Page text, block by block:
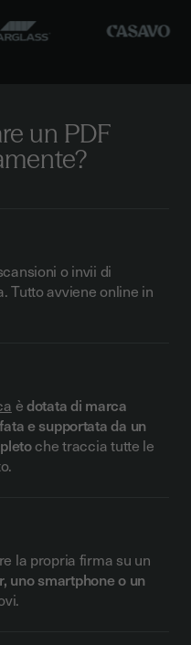
un PDF
o invii di
Tutto avviene online in
èdotata di marca
e supportata da un
che traccia tutte le
la propria firma su un
uno smartphone o un